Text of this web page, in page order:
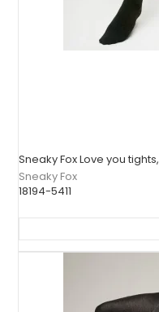
Sneaky Fox Love you
Sneaky Fox
18194-5411